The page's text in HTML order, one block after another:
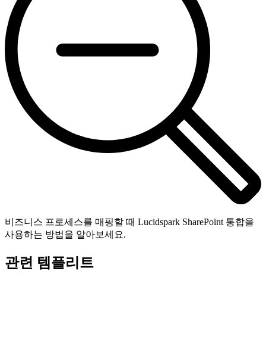
비즈니스 프로세스를 매핑할 때 Lucidspark SharePoint 통합을
사용하는 방법을 알아보세요.
관련 템플리트